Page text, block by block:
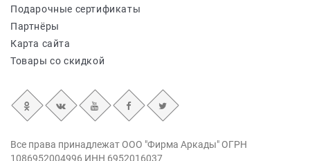
Подарочные сертификаты
Партнёры
Карта сайта
Товары со скидкой
Все права принадлежат ООО "Фирма Аркады" ОГРН
1086952004996 ИНН 6952016037